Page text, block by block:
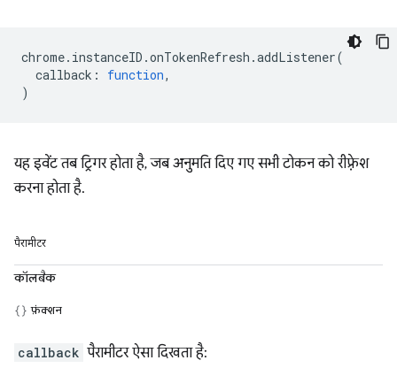
chrome. instanceID .onTokenRefresh .addListener(
callback : function,
)
यह इवेंट तब ट्रिगर होता है, जब अनुमति दिए गए सभी टोकन को रीफ़्रेश
करना होता है.
पैरामीटर
कॉलबैक
फ़ंक्शन
callback पैरामीटर ऐसा दिखता है: